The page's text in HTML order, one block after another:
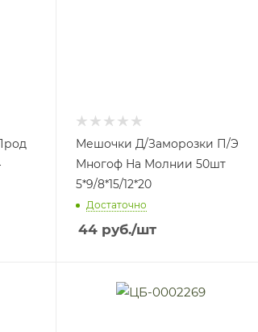
Мешочки Д/Заморозки П/Э
Многоф На Молнии 50шт
5*9/8*15/12*20
Достаточно
44руб./шт